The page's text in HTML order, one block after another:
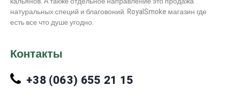
натуральных специй и благовоний. RoyalSmoke магазин где
есть все что душе угодно.
Контакты
+38 (063) 655 21 15